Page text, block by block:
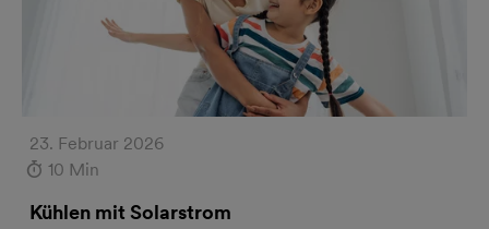
23. Februar 2026
10 Min
Kühlen mit Solarstrom